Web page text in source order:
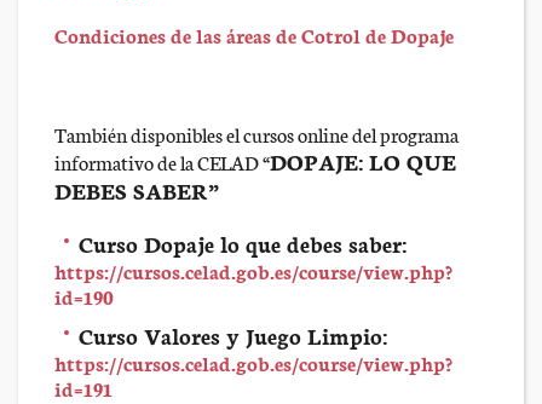
Condiciones de las áreas de Cotrol de Dopaje
También disponibles el cursos online del programa
informativo de la CELAD “DOPAJE: LO QUE
DEBES SABER”
Curso Dopaje lo que debes saber:
https://cursos.celad.gob.es/course/view.php?
id=190
Curso Valores y Juego Limpio:
https://cursos.celad.gob.es/course/view.php?
id=191